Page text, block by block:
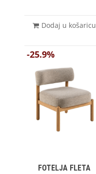
Dodaj u košaricu
-25.9%
FOTELJA FLETA